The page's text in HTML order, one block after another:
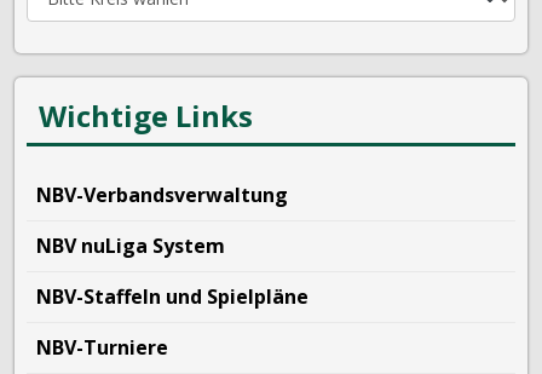
Wichtige Links
NBV-Verbandsverwaltung
NBV nuLiga System
NBV-Staffeln und Spielpläne
NBV-Turniere